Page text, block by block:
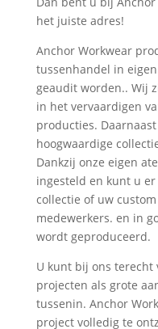
het juiste adres!
Anchor Workwear
tussenhandel in
geaudit worden.. Wij
in het vervaardigen
producties.
hoogwaardige
Dankzij onze eigen
ingesteld en kunt u
collectie of uw
medewerkers. en in
wordt geproduceerd.
U kunt bij ons terecht
projecten als grote
tussenin. Anchor
project volledig te